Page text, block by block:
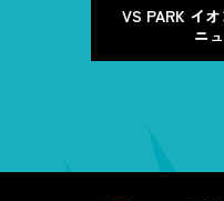
VS PARK イ
ニ